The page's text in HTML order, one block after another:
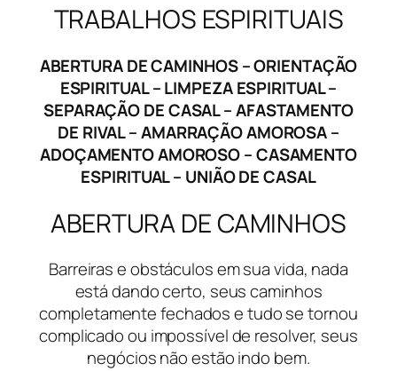
TRABALHOS ESPIRITUAIS
ABERTURA DE CAMINHOS – ORIENTAÇÃO
ESPIRITUAL – LIMPEZA ESPIRITUAL –
SEPARAÇÃO DE CASAL – AFASTAMENTO
DE RIVAL – AMARRAÇÃO AMOROSA –
ADOÇAMENTO AMOROSO – CASAMENTO
ESPIRITUAL – UNIÃO DE CASAL
ABERTURA DE CAMINHOS
Barreiras e obstáculos em sua vida, nada
está dando certo, seus caminhos
completamente fechados e tudo se tornou
complicado ou impossível de resolver, seus
negócios não estão indo bem.